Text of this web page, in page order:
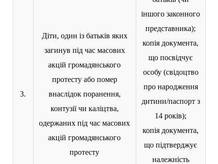
3.
Діти, один із батьків яких
загинув під час масових
акцій громадянського
протесту або помер
внаслідок поранення,
контузії чи каліцтва,
одержаних під час масових
акцій громадянського
протесту
іншого законного
представника);
копія документа,
що посвідчує
особу (свідоцтво
про народження
дитини/паспорт з
14 років);
копія документа,
що підтверджує
належність